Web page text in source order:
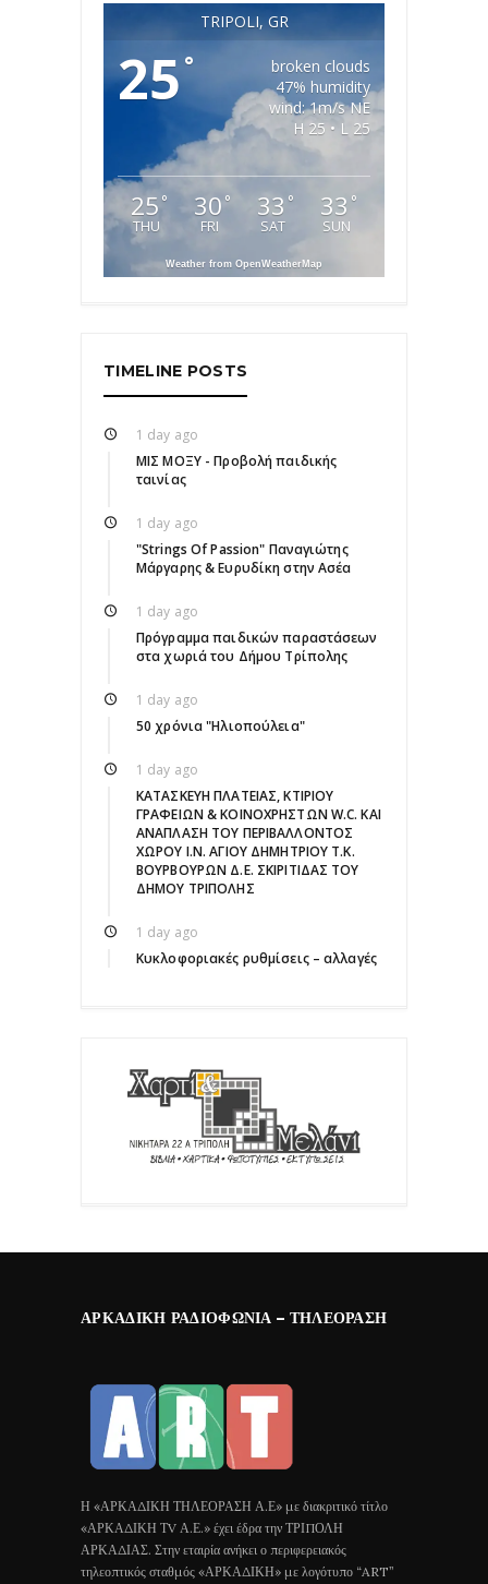
TRIPOLI, GR
25°
broken clouds
47% humidity
wind: 1m/s NE
H 25 • L 25
25 °
THU
30 °
FRI
33 °
SAT
33 °
SUN
Weather from OpenWeatherMap
TIMELINE POSTS
1 day ago
ΜΙΣ ΜΟΞΥ - Προβολή παιδικής
ταινίας
1 day ago
"Strings Of Passion" Παναγιώτης
Μάργαρης & Ευρυδίκη στην Ασέα
1 day ago
Πρόγραμμα παιδικών παραστάσεων
στα χωριά του Δήμου Τρίπολης
1 day ago
50 χρόνια "Ηλιοπούλεια"
1 day ago
ΚΑΤΑΣΚΕΥΗ ΠΛΑΤΕΙΑΣ, ΚΤΙΡΙΟΥ
ΓΡΑΦΕΙΩΝ & ΚΟΙΝΟΧΡΗΣΤΩΝ W.C. ΚΑΙ
ΑΝΑΠΛΑΣΗ ΤΟΥ ΠΕΡΙΒΑΛΛΟΝΤΟΣ
ΧΩΡΟΥ Ι.Ν. ΑΓΙΟΥ ΔΗΜΗΤΡΙΟΥ Τ.Κ.
ΒΟΥΡΒΟΥΡΩΝ Δ.Ε. ΣΚΙΡΙΤΙΔΑΣ ΤΟΥ
ΔΗΜΟΥ ΤΡΙΠΟΛΗΣ
1 day ago
Κυκλοφοριακές ρυθμίσεις – αλλαγές
ΑΡΚΑΔΙΚΉ ΡΑΔΙΟΦΩΝΊΑ – ΤΗΛΕΌΡΑΣΗ
Η «ΑΡΚΑΔΙΚΗ ΤΗΛΕΟΡΑΣΗ Α.Ε» με διακριτικό τίτλο
«ΑΡΚΑΔΙΚΗ ΤV Α.Ε.» έχει έδρα την ΤΡΙΠΟΛΗ
ΑΡΚΑΔΙΑΣ. Στην εταιρία ανήκει ο περιφερειακός
τηλεοπτικός σταθμός «ΑΡΚΑΔΙΚΗ» με λογότυπο “ART”